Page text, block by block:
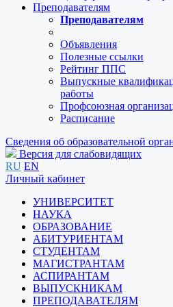
Преподавателям
Преподавателям
Объявления
Полезные ссылки
Рейтинг ППС
Выпускные
работы
Профсоюзная
Расписание
Сведения об образовательной
Версия для слабовидящих
RU EN
Личный кабинет
УНИВЕРСИТЕТ
НАУКА
ОБРАЗОВАНИЕ
АБИТУРИЕНТАМ
СТУДЕНТАМ
МАГИСТРАНТАМ
АСПИРАНТАМ
ВЫПУСКНИКАМ
ПРЕПОДАВАТЕЛЯМ